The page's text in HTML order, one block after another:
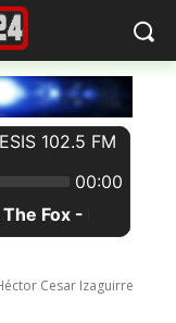
Cesar Izaguirre